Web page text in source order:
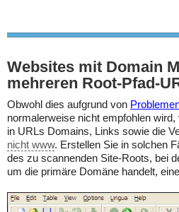
Websites mit Domain
mehreren Root-Pfad-
Obwohl dies aufgrund von
normalerweise nicht empfohlen
in URLs Domains, Links sowie die
nicht www. Erstellen Sie in solchen
des zu scannenden Site-Roots, bei
um die primäre Domäne handelt,